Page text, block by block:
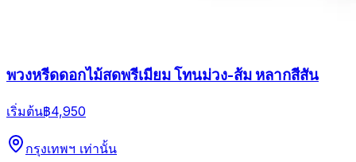
พวงหรีดดอกไม้สดพรีเมียม โทนม่วง-ส้ม หลากสีสัน
เริ่มต้น฿4,950
กรุงเทพฯ เท่านั้น